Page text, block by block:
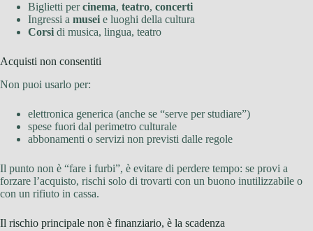
Biglietti percinema, teatro, concerti
Ingressi a musei e luoghi della cultura
Corsi di musica, lingua, teatro
Acquisti non consentiti
Non puoi usarlo per:
elettronica generica (anche se “serve per studiare”)
spese fuori dal perimetro culturale
abbonamenti o servizi non previsti dalle regole
Il punto non è “fare i furbi”, è evitare di perdere tempo: se provi a
forzare l’acquisto, rischi solo di trovarti con un buono inutilizzabile o
con un rifiuto in cassa.
Il rischio principale non è finanziario, è la scadenza